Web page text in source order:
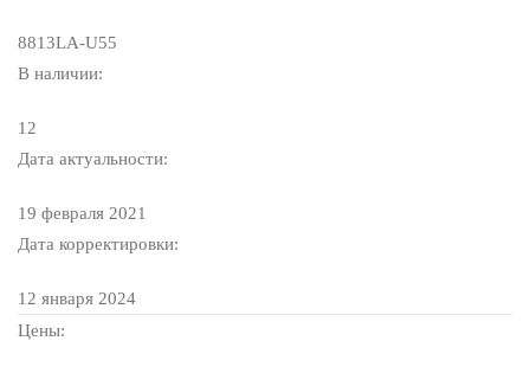
8813LA-U55
В наличии:
12
Дата актуальности:
19 февраля 2021
Дата корректировки:
12 января 2024
Цены: